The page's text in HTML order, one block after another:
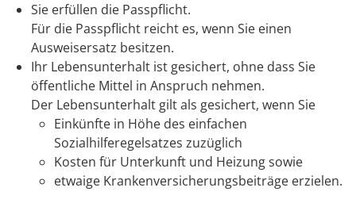
Sie erfüllen die Passpflicht.
Für die Passpflicht reicht es, wenn Sie einen
Ausweisersatz besitzen.
Ihr Lebensunterhalt ist gesichert, ohne dass Sie
öffentliche Mittel in Anspruch nehmen.
Der Lebensunterhalt gilt als gesichert, wenn Sie
Einkünfte in Höhe des einfachen
Sozialhilferegelsatzes zuzüglich
Kosten für Unterkunft und Heizung sowie
etwaige Krankenversicherungsbeiträge erzielen.